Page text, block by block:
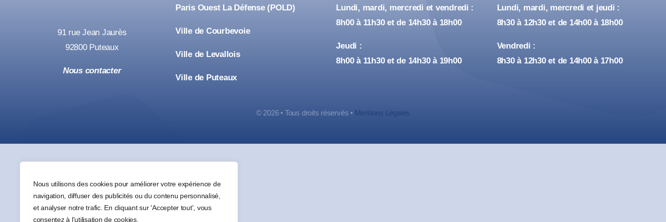
Nous utilisons des cookies pour améliorer votre expérience de
navigation, diffuser des publicités ou du contenu personnalisé,
et analyser notre trafic. En cliquant sur 'Accepter tout', vous
consentez à l'utilisation de cookies.
91 rue Jean Jaurès
92800 Puteaux
Nous contacter
Paris Ouest La Défense (POLD)
Ville de Courbevoie
Ville de Levallois
Ville de Puteaux
Lundi, mardi, mercredi et vendredi :
8h00 à 11h30 et de 14h30 à 18h00
Jeudi :
8h00 à 11h30 et de 14h30 à 19h00
Lundi, mardi, mercredi et jeudi :
8h30 à 12h30 et de 14h00 à 18h00
Vendredi :
8h30 à 12h30 et de 14h00 à 17h00
© 2026 • Tous droits réservés • Mentions Légales